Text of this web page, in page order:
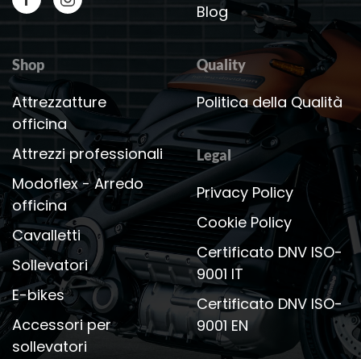
Blog
Shop
Attrezzatture
officina
Attrezzi professionali
Modoflex - Arredo
officina
Cavalletti
Sollevatori
E-bikes
Accessori per
sollevatori
Quality
Politica della Qualità
Legal
Privacy Policy
Cookie Policy
Certificato DNV ISO-
9001 IT
Certificato DNV ISO-
9001 EN